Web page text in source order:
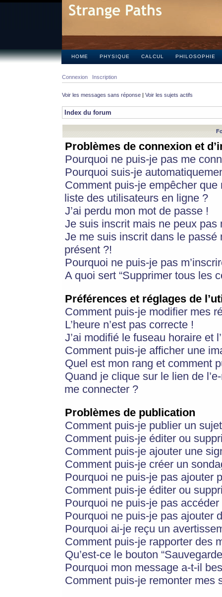
HOME PHYSIQUE CALCUL PHILOSOPHIE
Connexion Inscription
Voir les messages sans réponse | Voir les sujets actifs
Index du forum
Problèmes de connexion et
Pourquoi ne puis-je pas me
Pourquoi suis-je
Comment puis-je empêcher
liste des utilisateurs en ligne ?
J’ai perdu mon mot de passe !
Je suis inscrit mais ne peux pas
Je me suis inscrit dans le
présent ?!
Pourquoi ne puis-je pas
A quoi sert “Supprimer tous les
Préférences et réglages de
Comment puis-je modifier mes
L’heure n’est pas correcte !
J’ai modifié le fuseau horaire et
Comment puis-je afficher une
Quel est mon rang et comment
Quand je clique sur le lien de
me connecter ?
Problèmes de publication
Comment puis-je publier un
Comment puis-je éditer ou
Comment puis-je ajouter une
Comment puis-je créer un
Pourquoi ne puis-je pas ajouter
Comment puis-je éditer ou
Pourquoi ne puis-je pas
Pourquoi ne puis-je pas ajouter
Pourquoi ai-je reçu un
Comment puis-je rapporter des
Qu’est-ce le bouton
Pourquoi mon message a-t-il
Comment puis-je remonter mes